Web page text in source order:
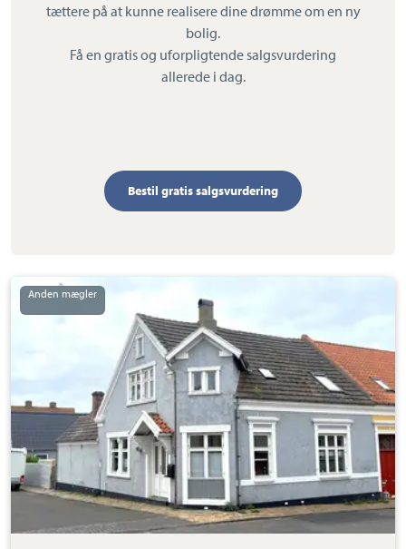
tættere på at kunne realisere dine drømme om en ny
bolig.
Få en gratis og uforpligtende salgsvurdering
allerede i dag.
Bestil gratis salgsvurdering
Rækkehus:
Heroldsgade
Hasle